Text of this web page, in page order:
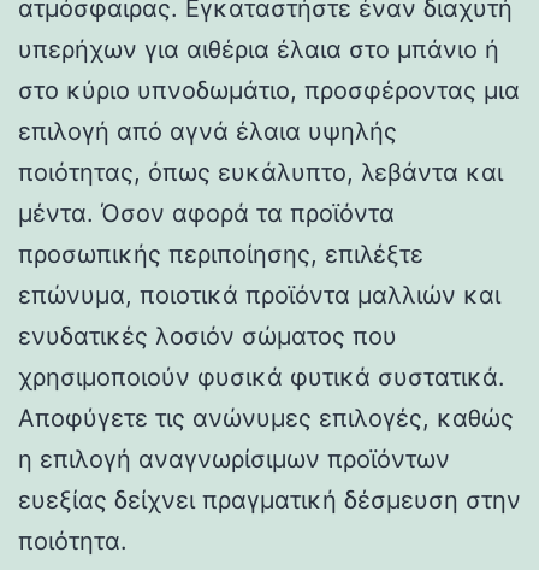
ατμόσφαιρας. Εγκαταστήστε έναν διαχυτή
υπερήχων για αιθέρια έλαια στο μπάνιο ή
στο κύριο υπνοδωμάτιο, προσφέροντας μια
επιλογή από αγνά έλαια υψηλής
ποιότητας, όπως ευκάλυπτο, λεβάντα και
μέντα. Όσον αφορά τα προϊόντα
προσωπικής περιποίησης, επιλέξτε
επώνυμα, ποιοτικά προϊόντα μαλλιών και
ενυδατικές λοσιόν σώματος που
χρησιμοποιούν φυσικά φυτικά συστατικά.
Αποφύγετε τις ανώνυμες επιλογές, καθώς
η επιλογή αναγνωρίσιμων προϊόντων
ευεξίας δείχνει πραγματική δέσμευση στην
ποιότητα.